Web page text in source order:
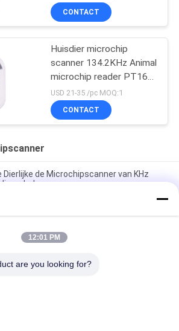
Mini Tag RFID
CONTACT
Huisdier microchip
scanner 134.2KHz Animal
microchip reader PT160
Microchip hond scanner
USD 21-35 /pc MOQ:1
CONTACT
Dierlijke de Microchipscanner van KHz
dierenchip PT290 UHF microchip
Oorlabel Lezer Waterdicht IP66
12:01 PM
are you looking for?